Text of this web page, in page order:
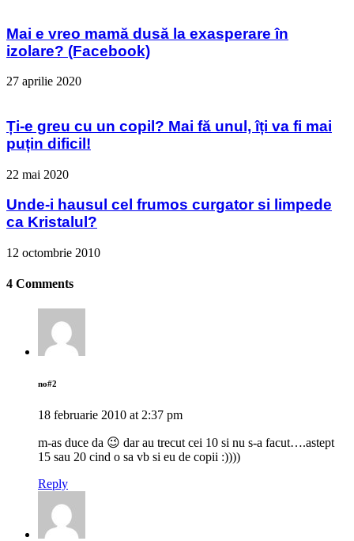
Mai e vreo mamă dusă la exasperare în
izolare? (Facebook)
27 aprilie 2020
Ți-e greu cu un copil? Mai fă unul, îți va fi mai
puțin dificil!
22 mai 2020
Unde-i hausul cel frumos curgator si limpede
ca Kristalul?
12 octombrie 2010
4 Comments
no#2
18 februarie 2010 at 2:37 pm
m-as duce da 😉 dar au trecut cei 10 si nu s-a facut….astept
15 sau 20 cind o sa vb si eu de copii :))))
Reply